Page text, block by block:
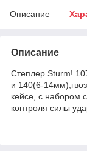
Описание
Описание
Степлер Sturm!
и 140(6-
кейсе, с набором
контроля силы